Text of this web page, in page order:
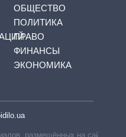
ОБЩЕСТВО
ПОЛИТИКА
ПРАВО
ФИНАНСЫ
ЭКОНОМИКА
размещённых на сайте,